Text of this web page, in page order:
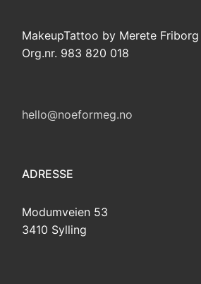
MakeupTattoo by Merete Friborg
Org.nr. 983 820 018
hello@noeformeg.no
ADRESSE
Modumveien 53
3410 Sylling